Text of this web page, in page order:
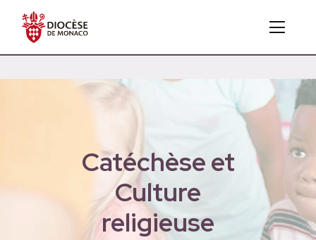
Catéchèse et
Culture
religieuse